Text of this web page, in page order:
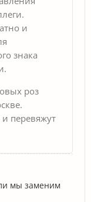
и
знака
роз
перевяжут
мы заменим